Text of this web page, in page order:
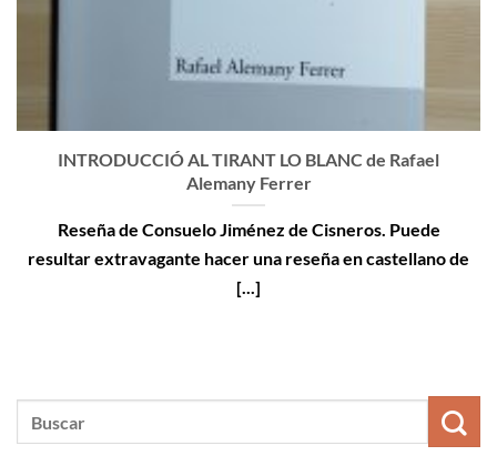
INTRODUCCIÓ AL TIRANT LO BLANC de Rafael
Alemany Ferrer
Reseña de Consuelo Jiménez de Cisneros. Puede
resultar extravagante hacer una reseña en castellano de
[...]